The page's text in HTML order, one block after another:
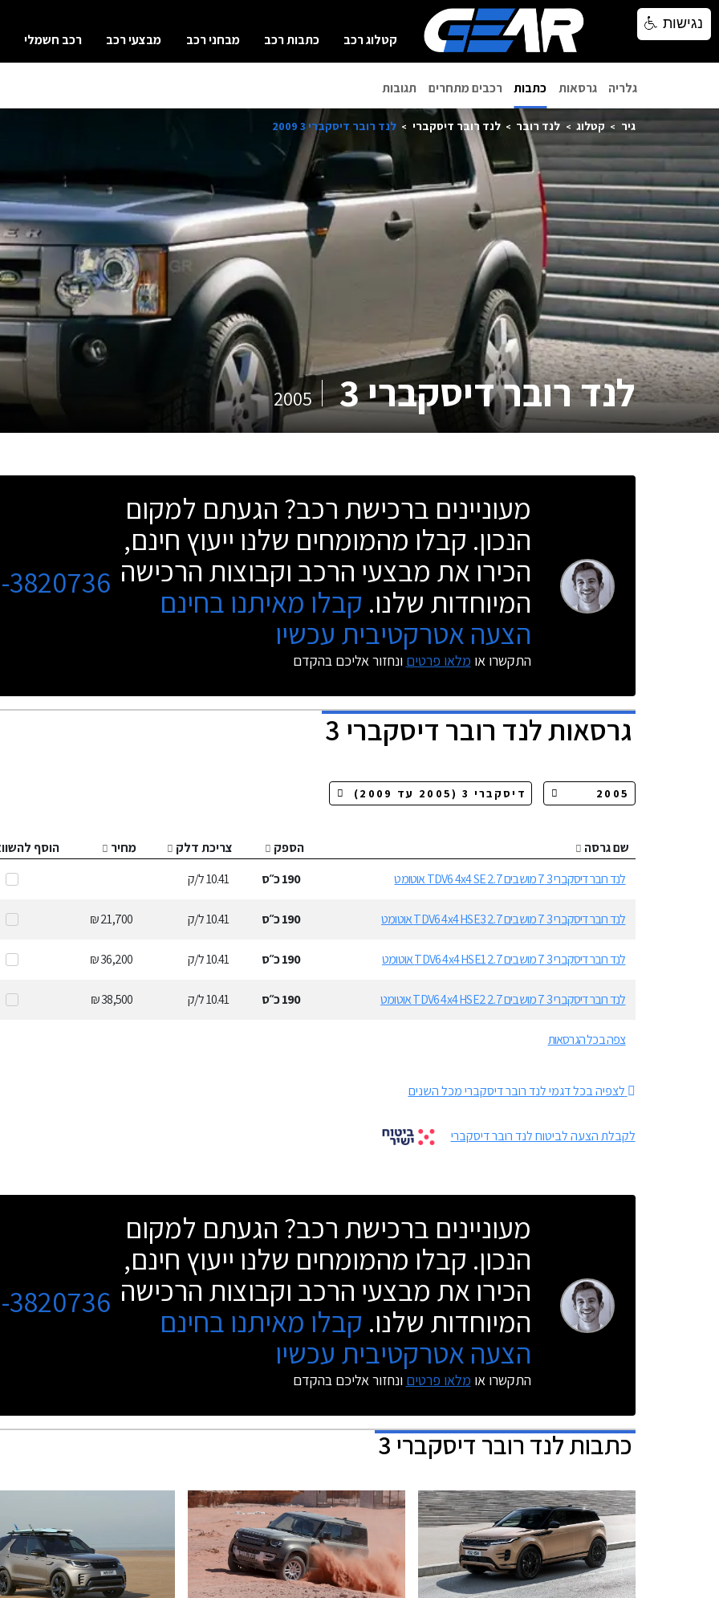
קטלוג רכב כתבות רכב מבחני רכב מבצעי רכב רכב חשמלי
גלריה גרסאות כתבות רכבים מתחרים תגובות
גיר קטלוג לנד רובר לנד רובר דיסקברי לנד רובר דיסקברי 3 2009
לנד רובר דיסקברי 3 2005
מעוניינים ברכישת רכב? הגעתם למקום
הנכון. קבלו מהמומחים שלנו ייעוץ חינם,
הכירו את מבצעי הרכב וקבוצות הרכישה
המיוחדות שלנו. קבלו מאיתנו בחינם
הצעה אטרקטיבית עכשיו
התקשרו או מלאו פרטים ונחזור אליכם בהקדם
3820736
גרסאותלנד רובר דיסקברי 3
שם גרסה הספק צריכת דלק מחיר
הוסף
לנד רובר דיסקברי 3 7 מושבים 2.7 TDV6 4x4 SE אוטומט
190כ״ס 10.41ל/ק
לנד רובר דיסקברי 3 7 מושבים 2.7 TDV6 4x4 HSE3 אוטומט 190כ״ס 10.41ל/ק 21,700 ₪
לנד רובר דיסקברי 3 7 מושבים 2.7 TDV6 4x4 HSE1 אוטומט 190כ״ס 10.41ל/ק 36,200 ₪
לנד רובר דיסקברי 3 7 מושבים 2.7 TDV6 4x4 HSE2 אוטומט 190כ״ס 10.41ל/ק 38,500 ₪
צפה בכל הגרסאות
לצפיה בכל דגמי לנד רובר דיסקברי מכל השנים
לקבלת הצעה לביטוח לנד רובר דיסקברי
מעוניינים ברכישת רכב? הגעתם למקום
הנכון. קבלו מהמומחים שלנו ייעוץ חינם,
הכירו את מבצעי הרכב וקבוצות הרכישה
המיוחדות שלנו. קבלו מאיתנו בחינם
הצעה אטרקטיבית עכשיו
התקשרו או מלאו פרטים ונחזור אליכם בהקדם
3820736
כתבותלנד רובר דיסקברי 3
נגישות
נגישות